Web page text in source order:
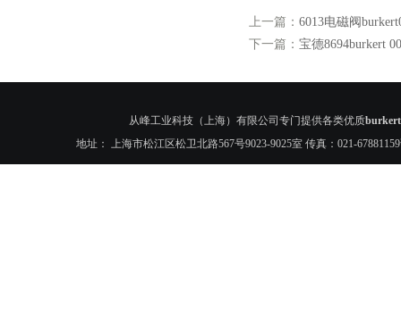
上一篇： 6013电磁阀
下一篇： 宝德8694burkert
从峰工业科技（上海）有限公司专门提供各类优质burkert
地址： 上海市松江区松卫北路567号9023-9025室 传真：021-